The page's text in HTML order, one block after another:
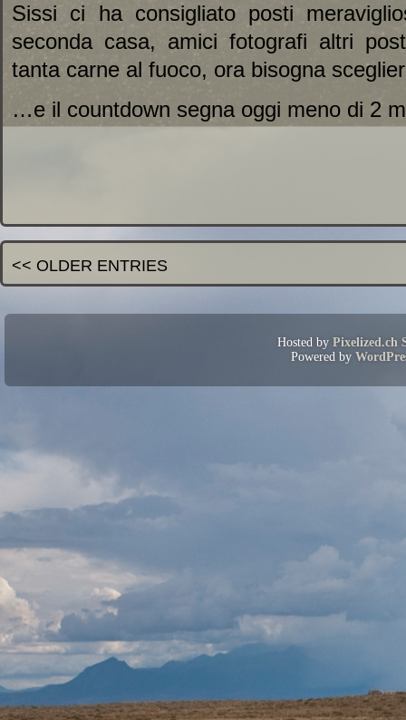
Sissi ci ha consigliato posti
seconda casa, amici fotografi altri
tanta carne al fuoco, ora bisogna
…e il countdown segna oggi meno di 2
<< OLDER ENTRIES
Hosted byPixelized.ch
Powered by